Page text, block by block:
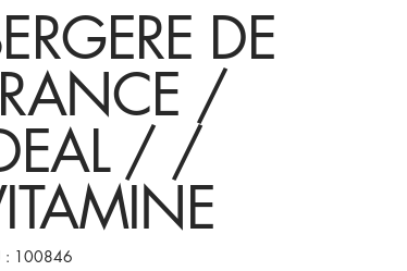
DE
/
/ /
:
SKU
100846
100846